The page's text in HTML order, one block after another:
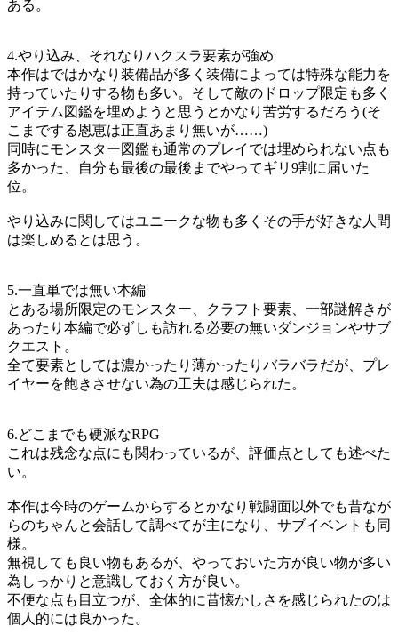
ある。
4.やり込み、それなりハクスラ要素が強め
本作はではかなり装備品が多く装備によっては特殊な能力を
持っていたりする物も多い。そして敵のドロップ限定も多く
アイテム図鑑を埋めようと思うとかなり苦労するだろう(そ
こまでする恩恵は正直あまり無いが……)
同時にモンスター図鑑も通常のプレイでは埋められない点も
多かった、自分も最後の最後までやってギリ9割に届いた
位。
やり込みに関してはユニークな物も多くその手が好きな人間
は楽しめるとは思う。
5.一直単では無い本編
とある場所限定のモンスター、クラフト要素、一部謎解きが
あったり本編で必ずしも訪れる必要の無いダンジョンやサブ
クエスト。
全て要素としては濃かったり薄かったりバラバラだが、プレ
イヤーを飽きさせない為の工夫は感じられた。
6.どこまでも硬派なRPG
これは残念な点にも関わっているが、評価点としても述べた
い。
本作は今時のゲームからするとかなり戦闘面以外でも昔なが
らのちゃんと会話して調べてが主になり、サブイベントも同
様。
無視しても良い物もあるが、やっておいた方が良い物が多い
為しっかりと意識しておく方が良い。
不便な点も目立つが、全体的に昔懐かしさを感じられたのは
個人的には良かった。